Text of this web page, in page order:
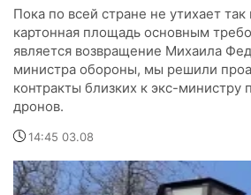
Пока по всей стране не утихает
картонная площадь основным
является возвращение Михаила
министра обороны, мы решили
контракты близких к экс-министру
дронов.
14:45 03.08